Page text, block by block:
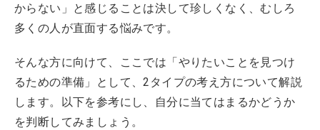
からない」と感じることは決して珍しくなく、むしろ
多くの人が直面する悩みです。
そんな方に向けて、ここでは「やりたいことを見つけ
るための準備」として、2タイプの考え方について解説
します。以下を参考にし、自分に当てはまるかどうか
を判断してみましょう。